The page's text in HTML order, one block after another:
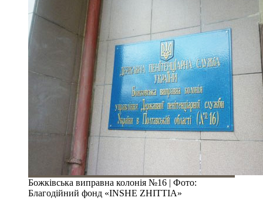
Божківська виправна колонія №16 | Фото:
Благодійний фонд «INSHE ZHITTIA»